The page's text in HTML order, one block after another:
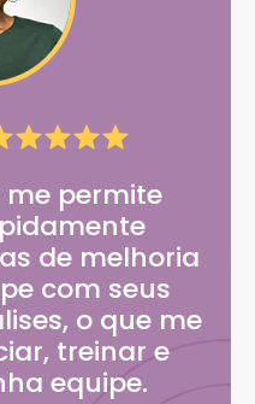
me permite
de melhoria
com seus
o que me
treinar e
equipe.